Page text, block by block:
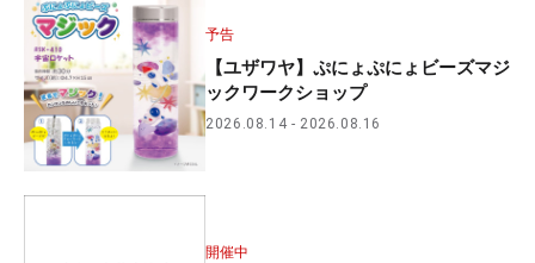
予告
【ユザワヤ】ぷにょぷにょビーズマジ
ックワークショップ
2026.08.14 2026.08.16
開催中